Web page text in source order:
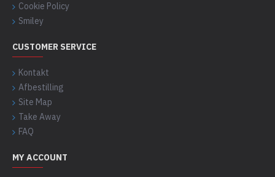
Cookie Policy
Smiley
CUSTOMER SERVICE
Kontakt
Afbestilling
Site Map
Take Away
FAQ
MY ACCOUNT